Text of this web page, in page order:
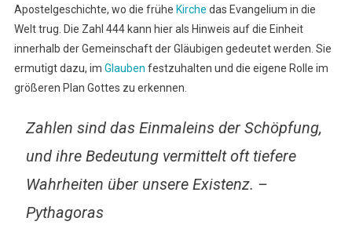
Apostelgeschichte, wo die frühe Kirche das Evangelium in die
Welt trug. Die Zahl 444 kann hier als Hinweis auf die Einheit
innerhalb der Gemeinschaft der Gläubigen gedeutet werden. Sie
ermutigt dazu, im Glauben festzuhalten und die eigene Rolle im
größeren Plan Gottes zu erkennen.
Zahlen sind das Einmaleins der Schöpfung,
und ihre Bedeutung vermittelt oft tiefere
Wahrheiten über unsere Existenz. –
Pythagoras